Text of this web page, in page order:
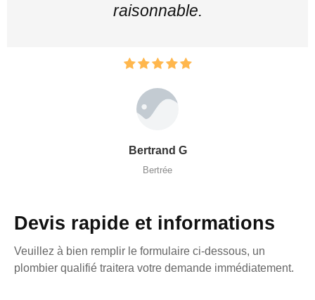
raisonnable.
Bertrand G
Bertrée
Devis rapide et informations
Veuillez à bien remplir le formulaire ci-dessous, un
plombier qualifié traitera votre demande immédiatement.